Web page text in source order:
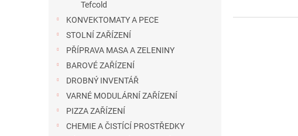
Tefcold
KONVEKTOMATY A PECE
STOLNÍ ZAŘÍZENÍ
PŘÍPRAVA MASA A ZELENINY
BAROVÉ ZAŘÍZENÍ
DROBNÝ INVENTÁŘ
VARNÉ MODULÁRNÍ ZAŘÍZENÍ
PIZZA ZAŘÍZENÍ
CHEMIE A ČISTÍCÍ PROSTŘEDKY